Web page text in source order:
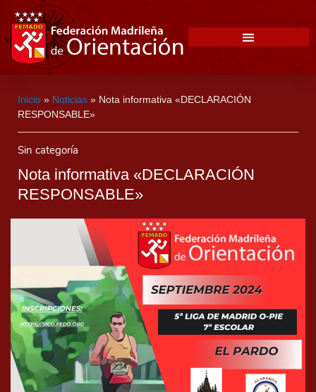
Inicio » Noticias » Nota informativa «DECLARACIÓN
RESPONSABLE»
Sin categoría
Nota informativa «DECLARACIÓN
RESPONSABLE»